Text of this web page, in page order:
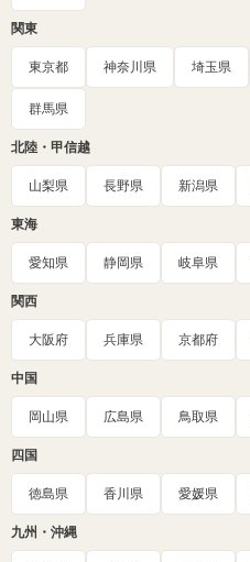
関東
東京都 神奈川県 埼玉県
群馬県
北陸・甲信越
山梨県 長野県 新潟県
東海
愛知県 静岡県 岐阜県
関西
大阪府 兵庫県 京都府
中国
岡山県 広島県 鳥取県
四国
徳島県 香川県 愛媛県
九州・沖縄